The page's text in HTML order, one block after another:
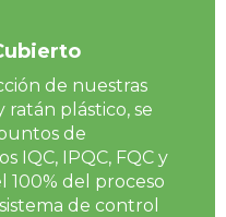
de nuestras
ratán plástico, se
de
IQC, IPQC, FQC y
100% del proceso
de control